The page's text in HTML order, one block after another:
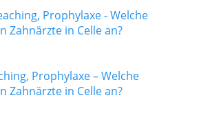
Prophylaxe – Welche
Zahnärzte in Celle an?